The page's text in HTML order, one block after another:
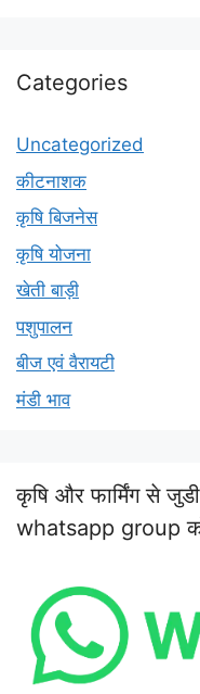
Categories
Uncategorized
कीटनाशक
कृषि बिजनेस
कृषि योजना
खेती बाड़ी
पशुपालन
बीज एवं वैरायटी
मंडी भाव
कृषि और फार्मिंग से
whatsapp group